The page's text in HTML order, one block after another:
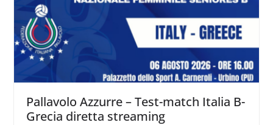
Pallavolo Azzurre – Test-match Italia B-
Grecia diretta streaming